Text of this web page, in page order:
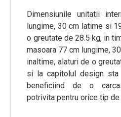
Dimensiunile unitatii
lungime, 30 cm latime si
o greutate de 28.5 kg, in
masoara 77 cm lungime,
inaltime, alaturi de o
si la capitolul design sta
beneficiind de o
potrivita pentru orice tip de